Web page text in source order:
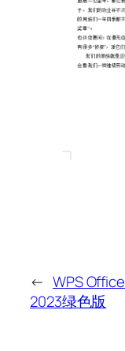
← WPS Office
2023绿色版